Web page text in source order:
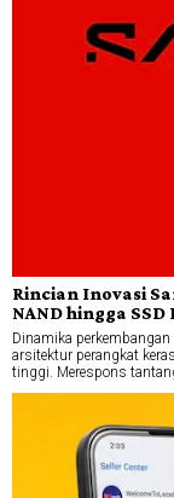
Rincian Inovasi
NAND hingga
Dinamika
arsitektur perangkat
tinggi. Merespons